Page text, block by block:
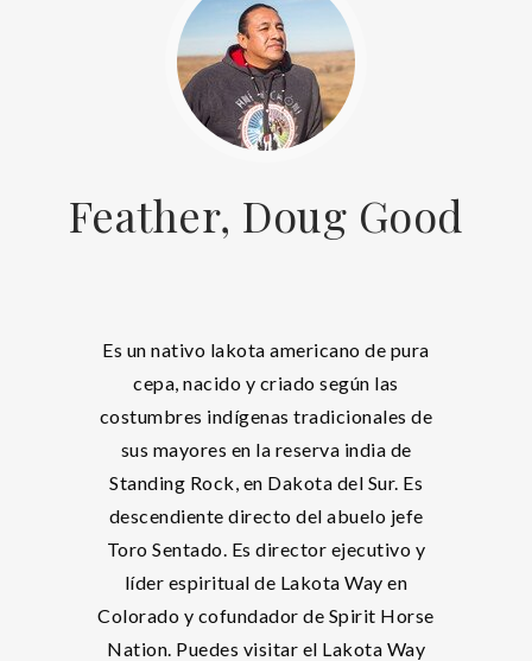
Feather, Doug Good
Es un nativo lakota americano de pura
cepa, nacido y criado según las
costumbres indígenas tradicionales de
sus mayores en la reserva india de
Standing Rock, en Dakota del Sur. Es
descendiente directo del abuelo jefe
Toro Sentado. Es director ejecutivo y
líder espiritual de Lakota Way en
Colorado y cofundador de Spirit Horse
Nation. Puedes visitar el Lakota Way